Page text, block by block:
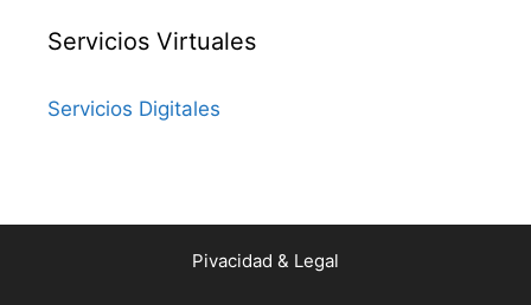
Servicios Virtuales
Servicios Digitales
Pivacidad & Legal